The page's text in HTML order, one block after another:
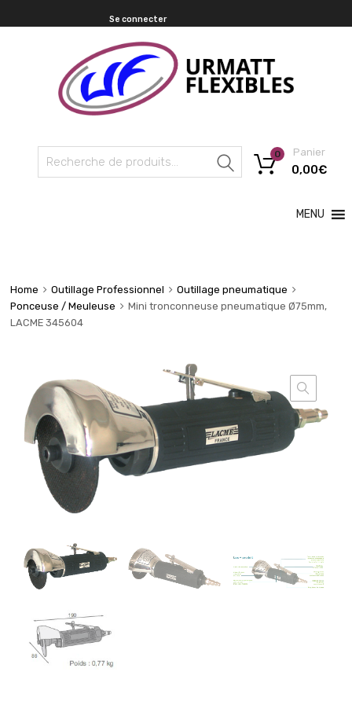
Se connecter
Recherche
Panier
0,00€
0
MENU
Home Outillage Professionnel
Outillage pneumatique
Ponceuse / Meuleuse
Mini tronconneuse pneumatique Ø75mm,
LACME 345604